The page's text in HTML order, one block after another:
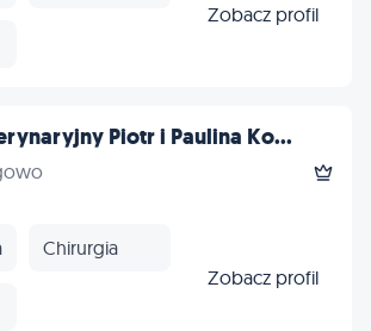
Zobacz profil
Piotr i Paulina Ko...
Chirurgia
Zobacz profil